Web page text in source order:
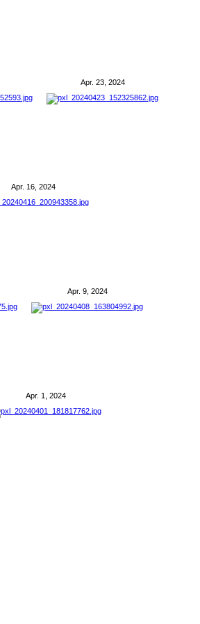
Apr. 23, 2024
Apr. 16, 2024
Apr. 9, 2024
Apr. 1, 2024